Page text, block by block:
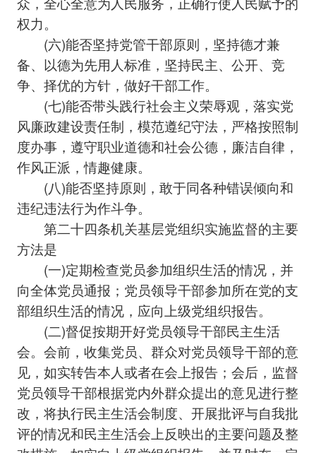
权力。
(六)能否坚持党管干部原则，坚持德才兼
备、以德为先用人标准，坚持民主、公开、竞
争、择优的方针，做好干部工作。
(七)能否带头践行社会主义荣辱观，落实党
风廉政建设责任制，模范遵纪守法，严格按照制
度办事，遵守职业道德和社会公德，廉洁自律，
作风正派，情趣健康。
(八)能否坚持原则，敢于同各种错误倾向和
违纪违法行为作斗争。
第二十四条机关基层党组织实施监督的主要
方法是
(一)定期检查党员参加组织生活的情况，并
向全体党员通报；党员领导干部参加所在党的支
部组织生活的情况，应向上级党组织报告。
(二)督促按期开好党员领导干部民主生活
会。会前，收集党员、群众对党员领导干部的意
见，如实转告本人或者在会上报告；会后，监督
党员领导干部根据党内外群众提出的意见进行整
改，将执行民主生活会制度、开展批评与自我批
评的情况和民主生活会上反映出的主要问题及整